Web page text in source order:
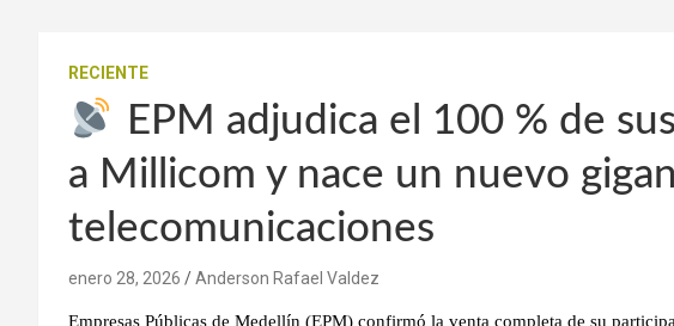
RECIENTE
EPM adjudica el 100 % de
a Millicom y nace un nuevo
telecomunicaciones
enero 28, 2026 Anderson Rafael Valdez
Empresas Públicas de Medellín (EPM) confirmó la venta completa de su